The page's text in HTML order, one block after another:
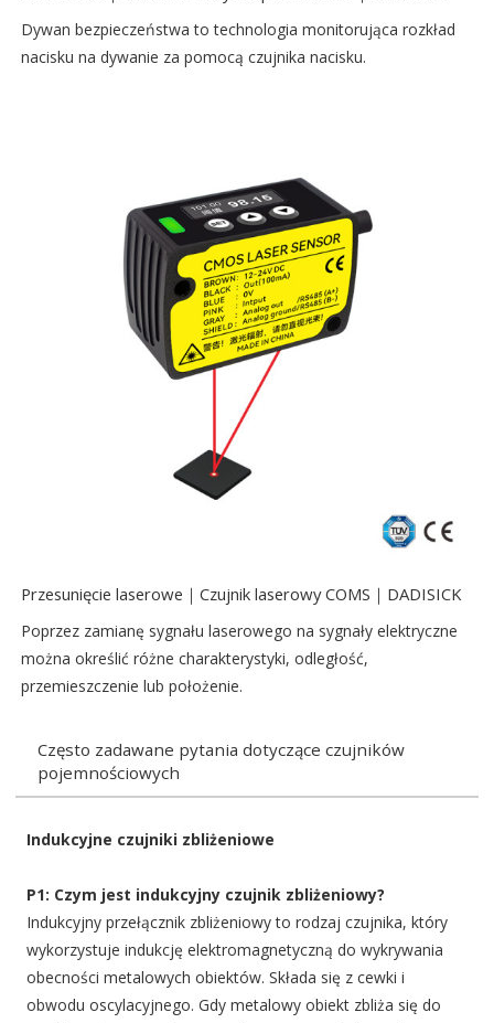
Dywan bezpieczeństwa to technologia monitorująca rozkład
nacisku na dywanie za pomocą czujnika nacisku.
Przesunięcie laserowe｜Czujnik laserowy COMS｜DADISICK
Poprzez zamianę sygnału laserowego na sygnały elektryczne
można określić różne charakterystyki, odległość,
przemieszczenie lub położenie.
Często zadawane pytania dotyczące czujników
pojemnościowych
Indukcyjne czujniki zbliżeniowe
P1: Czym jest indukcyjny czujnik zbliżeniowy?
Indukcyjny przełącznik zbliżeniowy to rodzaj czujnika, który
wykorzystuje indukcję elektromagnetyczną do wykrywania
obecności metalowych obiektów. Składa się z cewki i
obwodu oscylacyjnego. Gdy metalowy obiekt zbliża się do